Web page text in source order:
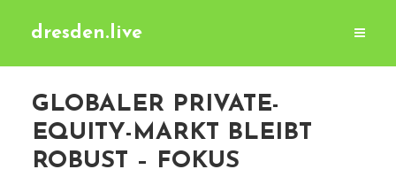
dresden.live
GLOBALER PRIVATE-
EQUITY-MARKT BLEIBT
ROBUST – FOKUS